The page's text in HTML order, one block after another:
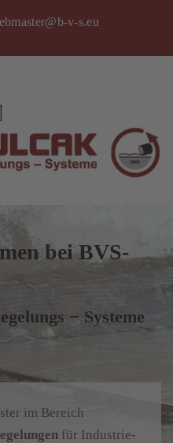
v-s.eu
bei BVS-
− Systeme
im Bereich
für Industrie-